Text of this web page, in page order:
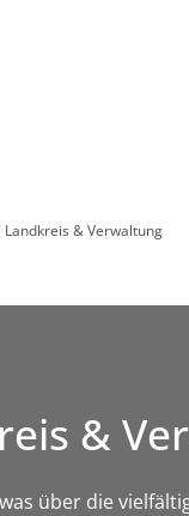
Landkreis & Verwaltung
&
über die